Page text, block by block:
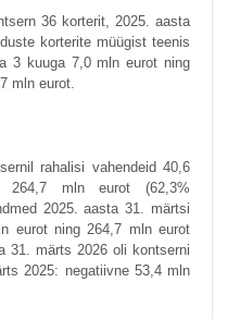
36 korterit, 2025. aasta
korterite müügist teenis
3 kuuga 7,0 mln eurot ning
mln eurot.
rahalisi vahendeid 40,6
264,7 mln eurot (62,3%
2025. aasta 31. märtsi
eurot ning 264,7 mln eurot
31. märts 2026 oli kontserni
2025: negatiivne 53,4 mln